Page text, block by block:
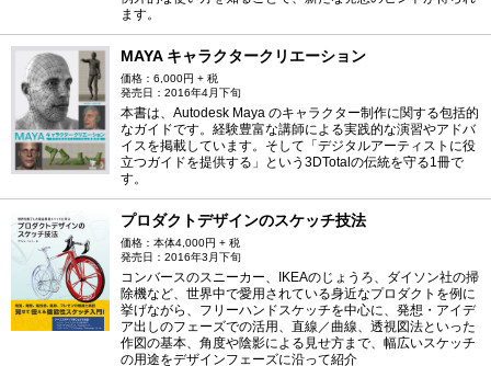
ます。
MAYA キャラクタークリエーション
価格：6,000円 + 税
発売日：2016年4月下旬
本書は、Autodesk Maya のキャラクター制作に関する包括的
なガイドです。経験豊富な講師による実践的な演習やアドバ
イスを掲載しています。そして「デジタルアーティストに役
立つガイドを提供する」という3DTotalの伝統を守る1冊で
す。
プロダクトデザインのスケッチ技法
価格：本体4,000円 + 税
発売日：2016年3月下旬
コンバースのスニーカー、IKEAのじょうろ、ダイソン社の掃
除機など、世界中で愛用されている身近なプロダクトを例に
挙げながら、フリーハンドスケッチを中心に、発想・アイデ
ア出しのフェーズでの活用、直線／曲線、透視図法といった
作図の基本、角度や陰影による見せ方まで、幅広いスケッチ
の用途をデザインフェーズに沿って紹介